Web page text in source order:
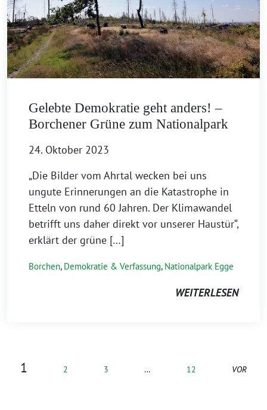
Gelebte Demokratie geht anders! –
Borchener Grüne zum Nationalpark
24. Oktober 2023
„Die Bilder vom Ahrtal wecken bei uns
ungute Erinnerungen an die Katastrophe in
Etteln von rund 60 Jahren. Der Klimawandel
betrifft uns daher direkt vor unserer Haustür“,
erklärt der grüne […]
Borchen, Demokratie & Verfassung, Nationalpark Egge
WEITERLESEN
1 2 3 … 12 VOR